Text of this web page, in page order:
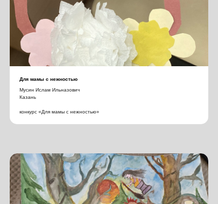
Для мамы с нежностью
Мусин Ислам Ильназович
Казань
конкурс «Для мамы с нежностью»